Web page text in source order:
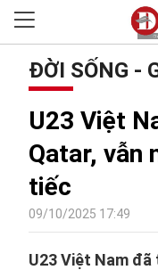
ĐỜI SỐNG -
U23 Việt
Qatar, vẫn
tiếc
09/10/2025 17:49
U23 Việt Nam